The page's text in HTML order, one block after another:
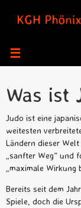
Inhalt
Was ist
Judo ist eine
weitesten
Ländern dieser
„sanfter Weg“ und
„maximale Wirkung
Bereits seit dem
Spiele, doch die